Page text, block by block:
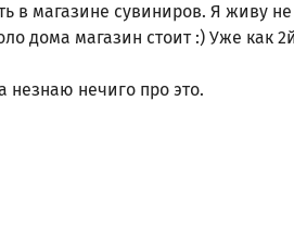
в магазине сувиниров. Я живу
дома магазин стоит :) Уже как
незнаю нечиго про это.